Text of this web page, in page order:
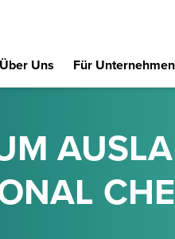
Über Uns Für Unternehmen